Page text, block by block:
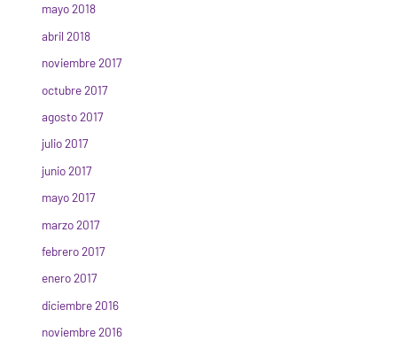
mayo 2018
abril 2018
noviembre 2017
octubre 2017
agosto 2017
julio 2017
junio 2017
mayo 2017
marzo 2017
febrero 2017
enero 2017
diciembre 2016
noviembre 2016